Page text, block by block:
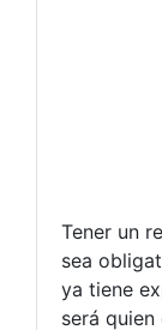
Tener un
sea
ya tiene
será